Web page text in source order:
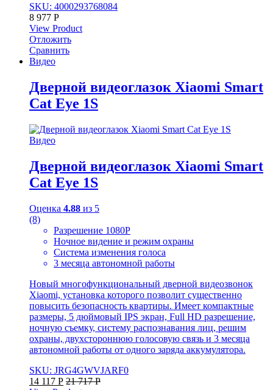
SKU: 4000293768084
8 977 Р
View Product
Отложить
Сравнить
Видео
Дверной видеоглазок Xiaomi Smart
Cat Eye 1S
Видео
Дверной видеоглазок Xiaomi Smart
Cat Eye 1S
Оценка 4.88 из 5
(8)
Разрешение 1080P
Ночное видение и режим охраны
Система изменения голоса
3 месяца автономной работы
Новый многофункциональный дверной видеозвонок
Xiaomi, установка которого позволит существенно
повысить безопасность квартиры. Имеет компактные
размеры, 5 дюймовый IPS экран, Full HD разрешение,
ночную съемку, систему распознавания лиц, решим
охраны, двухстороннюю голосовую связь и 3 месяца
автономной работы от одного заряда аккумулятора.
SKU: JRG4GWVJARF0
14 117 Р 21 717Р